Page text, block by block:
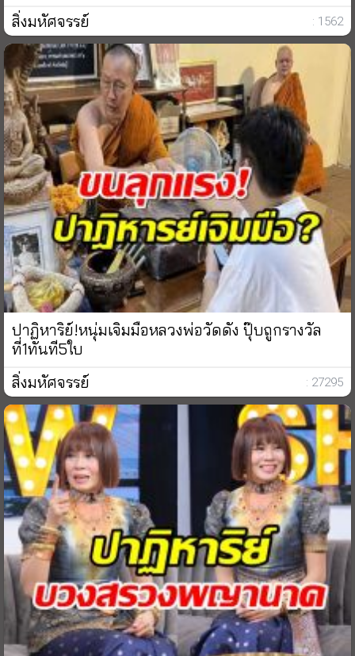
สิ่งมหัศจรรย์
: 1562
ปาฏิหาริย์!หนุ่มเจิมมือหลวงพ่อวัดดัง ปุ๊บถูกรางวัล
ที่1ทันที5ใบ
สิ่งมหัศจรรย์
: 27295